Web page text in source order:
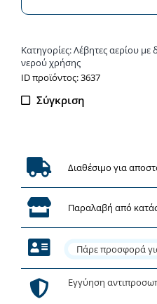
Κατηγορίες:Λέβητες αερίου με
νερού χρήσης
ΙD προϊόντος: 3637
Σύγκριση
Διαθέσιμο για
Παραλαβή από
Πάρε προσφορά
Εγγύηση